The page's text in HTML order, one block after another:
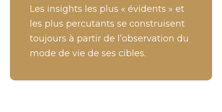
Les insights les plus « évidents » et
les plus percutants se construisent
toujours à partir de l’observation du
mode de vie de ses cibles.